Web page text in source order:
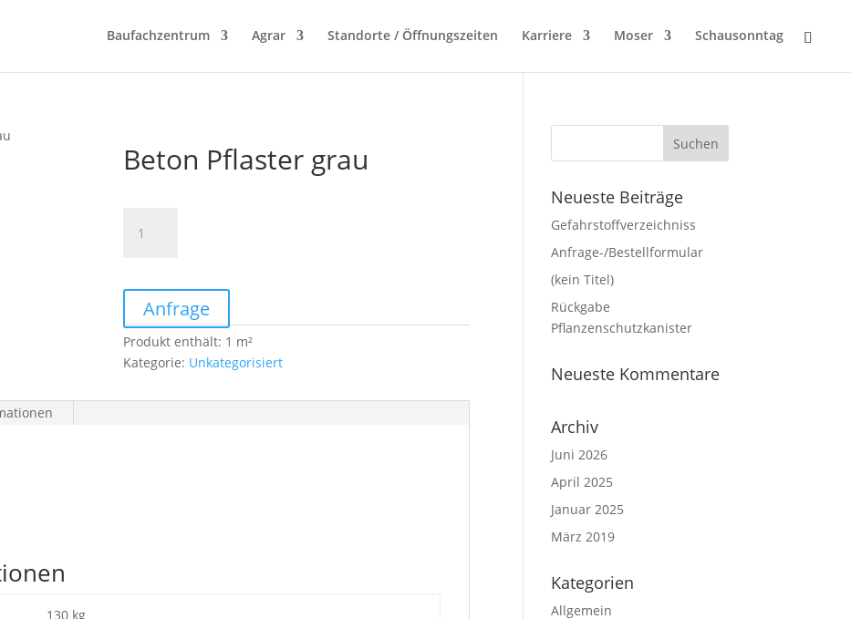
Baufachzentrum Agrar Standorte / Öffnungszeiten Karriere Moser Schausonntag
Beton Pflaster grau
Pflaster
Anfrage
Produkt enthält: 1 m²
Kategorie: Unkategorisiert
130 kg
Neueste Beiträge
Gefahrstoffverzeichniss
Anfrage-/Bestellformular
(kein Titel)
Rückgabe
Pflanzenschutzkanister
Neueste Kommentare
Archiv
Juni 2026
April 2025
Januar 2025
März 2019
Kategorien
Allgemein